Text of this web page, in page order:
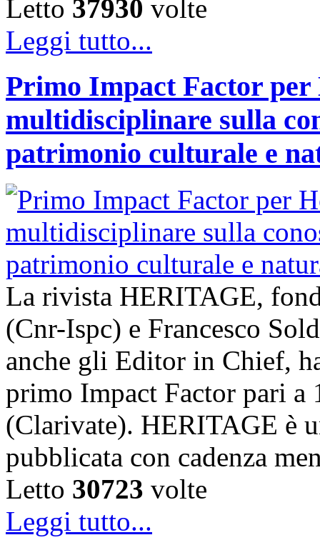
Letto 37930 volte
Leggi tutto...
Primo Impact Factor
multidisciplinare sulla
patrimonio culturale e
La rivista HERITAGE,
(Cnr-Ispc) e Francesco
anche gli Editor in Chief,
primo Impact Factor pari a
(Clarivate). HERITAGE è
pubblicata con cadenza
Letto 30723 volte
Leggi tutto...